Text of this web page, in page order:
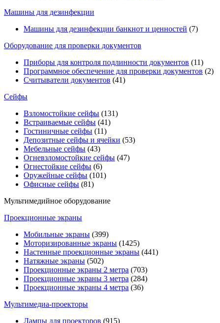
Машины для дезинфекции
Машины для дезинфекции банкнот и ценностей (7)
Оборудование для проверки документов
Приборы для контроля подлинности документов (11)
Программное обеспечение для проверки документов (2)
Считыватели документов (41)
Сейфы
Взломостойкие сейфы (131)
Встраиваемые сейфы (41)
Гостиничные сейфы (11)
Депозитные сейфы и ячейки (53)
Мебельные сейфы (43)
Огневзломостойкие сейфы (47)
Огнестойкие сейфы (6)
Оружейные сейфы (101)
Офисные сейфы (81)
Мультимедийное оборудование
Проекционные экраны
Мобильные экраны (399)
Моторизированные экраны (1425)
Настенные проекционные экраны (441)
Натяжные экраны (502)
Проекционные экраны 2 метра (703)
Проекционные экраны 3 метра (284)
Проекционные экраны 4 метра (36)
Мультимедиa-проекторы
Лампы для проекторов (915)